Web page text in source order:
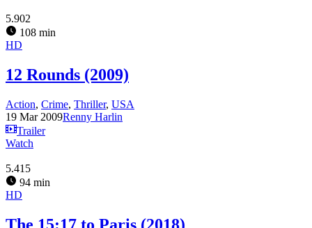
5.902
108 min
HD
12 Rounds (2009)
Action, Crime, Thriller, USA
19 Mar 2009Renny Harlin
Trailer
Watch
5.415
94 min
HD
The 15:17 to Paris (2018)